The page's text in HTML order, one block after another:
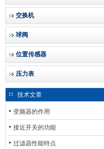
交换机
球阀
位置传感器
压力表
技术文章
变频器的作用
接近开关的功能
过滤器性能特点